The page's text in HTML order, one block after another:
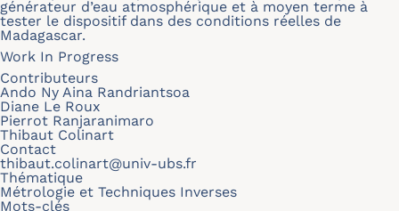
générateur d’eau atmosphérique et à moyen terme à
tester le dispositif dans des conditions réelles de
Madagascar.
Work In Progress
Contributeurs
Ando Ny Aina Randriantsoa
Diane Le Roux
Pierrot Ranjaranimaro
Thibaut Colinart
Contact
thibaut.colinart@univ-ubs.fr
Thématique
Métrologie et Techniques Inverses
Mots-clés